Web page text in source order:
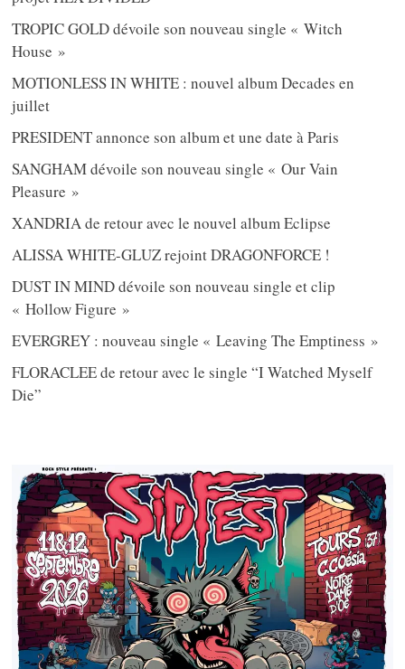
TROPIC GOLD dévoile son nouveau single « Witch
House »
MOTIONLESS IN WHITE : nouvel album Decades en
juillet
PRESIDENT annonce son album et une date à Paris
SANGHAM dévoile son nouveau single « Our Vain
Pleasure »
XANDRIA de retour avec le nouvel album Eclipse
ALISSA WHITE-GLUZ rejoint DRAGONFORCE !
DUST IN MIND dévoile son nouveau single et clip
« Hollow Figure »
EVERGREY : nouveau single « Leaving The Emptiness »
FLORACLEE de retour avec le single “I Watched Myself
Die”